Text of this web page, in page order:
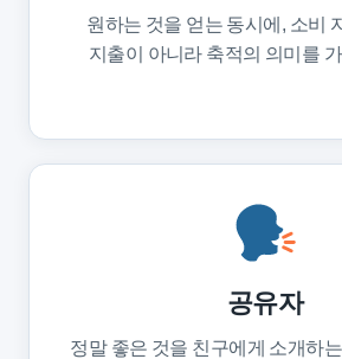
원하는 것을 얻는 동시에, 소비
지출이 아니라 축적의 의미를
공유자
정말 좋은 것을 친구에게 소개하